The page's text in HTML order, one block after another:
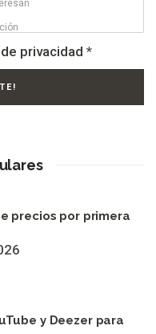
privacidad *
precios por primera
y Deezer para